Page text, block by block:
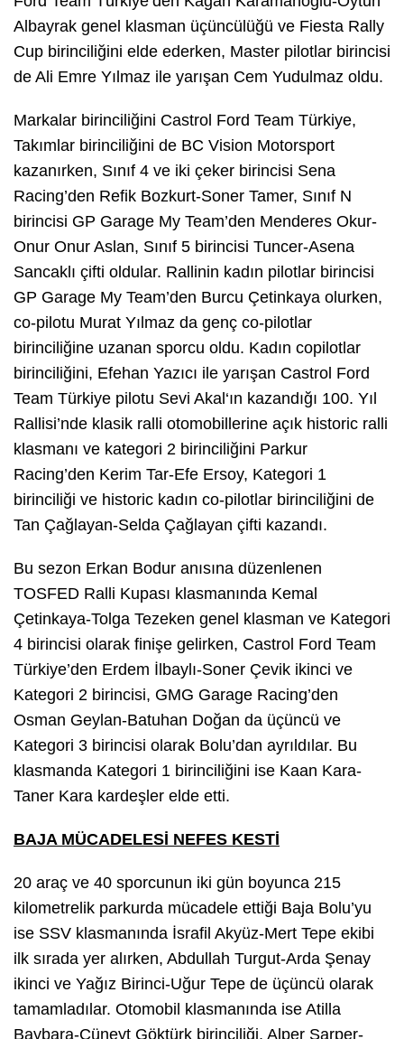
Albayrak genel klasman üçüncülüğü ve Fiesta Rally
Cup birinciliğini elde ederken, Master pilotlar birincisi
de Ali Emre Yılmaz ile yarışan Cem Yudulmaz oldu.
Markalar birinciliğini Castrol Ford Team Türkiye,
Takımlar birinciliğini de BC Vision Motorsport
kazanırken, Sınıf 4 ve iki çeker birincisi Sena
Racing’den Refik Bozkurt-Soner Tamer, Sınıf N
birincisi GP Garage My Team’den Menderes Okur-
Onur Onur Aslan, Sınıf 5 birincisi Tuncer-Asena
Sancaklı çifti oldular. Rallinin kadın pilotlar birincisi
GP Garage My Team’den Burcu Çetinkaya olurken,
co-pilotu Murat Yılmaz da genç co-pilotlar
birinciliğine uzanan sporcu oldu. Kadın copilotlar
birinciliğini, Efehan Yazıcı ile yarışan Castrol Ford
Team Türkiye pilotu Sevi Akal‘ın kazandığı 100. Yıl
Rallisi’nde klasik ralli otomobillerine açık historic ralli
klasmanı ve kategori 2 birinciliğini Parkur
Racing’den Kerim Tar-Efe Ersoy, Kategori 1
birinciliği ve historic kadın co-pilotlar birinciliğini de
Tan Çağlayan-Selda Çağlayan çifti kazandı.
Bu sezon Erkan Bodur anısına düzenlenen
TOSFED Ralli Kupası klasmanında Kemal
Çetinkaya-Tolga Tezeken genel klasman ve Kategori
4 birincisi olarak finişe gelirken, Castrol Ford Team
Türkiye’den Erdem İlbaylı-Soner Çevik ikinci ve
Kategori 2 birincisi, GMG Garage Racing’den
Osman Geylan-Batuhan Doğan da üçüncü ve
Kategori 3 birincisi olarak Bolu’dan ayrıldılar. Bu
klasmanda Kategori 1 birinciliğini ise Kaan Kara-
Taner Kara kardeşler elde etti.
BAJA MÜCADELESİ NEFES KESTİ
20 araç ve 40 sporcunun iki gün boyunca 215
kilometrelik parkurda mücadele ettiği Baja Bolu’yu
ise SSV klasmanında İsrafil Akyüz-Mert Tepe ekibi
ilk sırada yer alırken, Abdullah Turgut-Arda Şenay
ikinci ve Yağız Birinci-Uğur Tepe de üçüncü olarak
tamamladılar. Otomobil klasmanında ise Atilla
Baybara-Cüneyt Göktürk birinciliği, Alper Sarper-